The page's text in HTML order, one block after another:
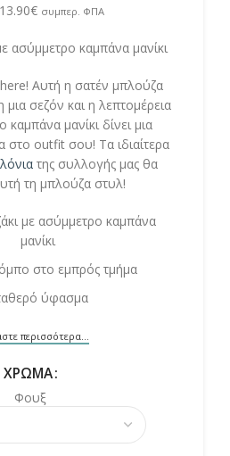
13.90€ συμπερ. ΦΠΑ
ασύμμετρο καμπάνα μανίκι
Αυτή η σατέν μπλούζα
μια σεζόν και η λεπτομέρεια
μανίκι δίνει μια
στο outfit σου! Τα ιδιαίτερα
της συλλογής μας θα
τη μπλούζα στυλ!
με ασύμμετρο καμπάνα
μανίκι
στο εμπρός τμήμα
ύφασμα
περισσότερα...
ΧΡΏΜΑ
Φουξ